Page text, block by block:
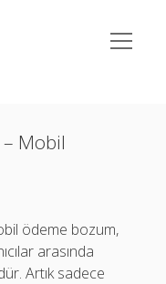
menüyü
aç
Mobil
ödeme bozum,
arasında
Artık sadece